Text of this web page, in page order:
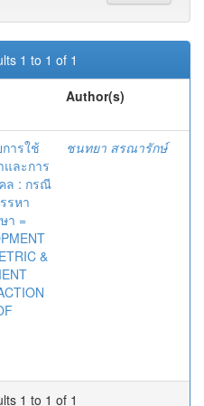
1 to 1 of 1
Author(s)
ารใช้
และการ
ล : กรณี
รหา
า =
&
ชนทยา สรณารักษ์
1 to 1 of 1